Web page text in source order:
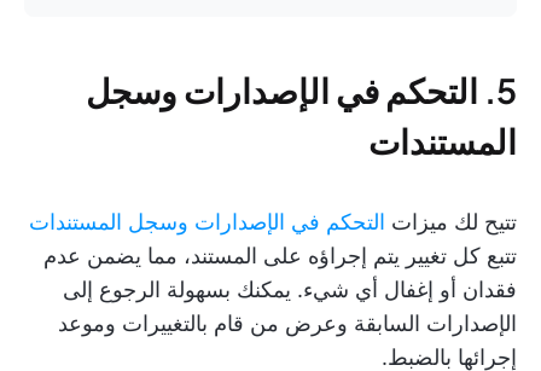
5. التحكم في الإصدارات وسجل
المستندات
تتيح لك ميزات التحكم في الإصدارات وسجل المستندات
تتبع كل تغيير يتم إجراؤه على المستند، مما يضمن عدم
فقدان أو إغفال أي شيء. يمكنك بسهولة الرجوع إلى
الإصدارات السابقة وعرض من قام بالتغييرات وموعد
إجرائها بالضبط.